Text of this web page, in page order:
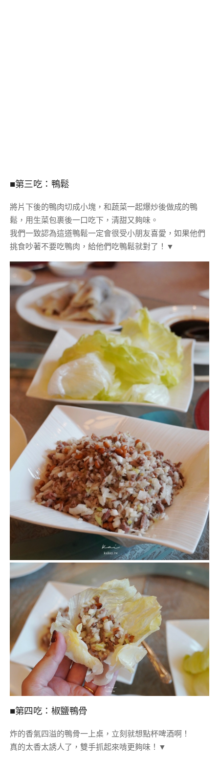
■第三吃：鴨鬆
將片下後的鴨肉切成小塊，和蔬菜一起爆炒後做成的鴨
鬆，用生菜包裹後一口吃下，清甜又夠味。
我們一致認為這道鴨鬆一定會很受小朋友喜愛，如果他們
挑食吵著不要吃鴨肉，給他們吃鴨鬆就對了！▼
■第四吃：椒鹽鴨骨
炸的香氣四溢的鴨骨一上桌，立刻就想點杯啤酒啊！
真的太香太誘人了，雙手抓起來啃更夠味！▼